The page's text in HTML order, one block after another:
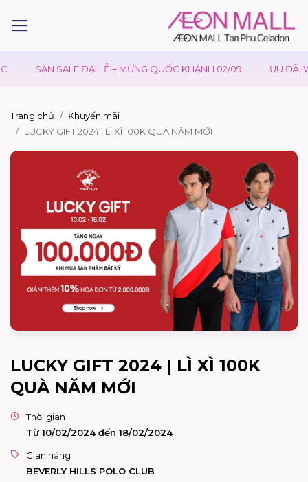
SĂN SALE ĐẠI LỄ – MỪNG QUỐC KHÁNH 02/09 ƯU ĐÃI
Trang chủ
Khuyến mãi
LUCKY GIFT 2024 | LÌ XÌ 100K QUÀ NĂM MỚI
LUCKY GIFT 2024 | LÌ XÌ 100K
QUÀ NĂM MỚI
Thời gian
Từ 10/02/2024 đến 18/02/2024
Gian hàng
BEVERLY HILLS POLO CLUB